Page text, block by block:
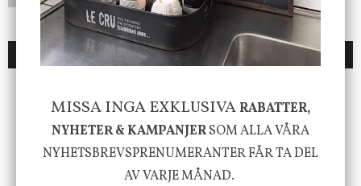
DU KANSKE OCKSÅ ÄR INTRESSERAD AV
ENDAST 1 ST KVAR I LAGER
MISSA INGA EXKLUSIVARABATTER,
NYHETER & KAMPANJERSOM ALLA VÅRA
NYHETSBREVSPRENUMERANTER FÅR TA DEL
AV VARJE MÅNAD.